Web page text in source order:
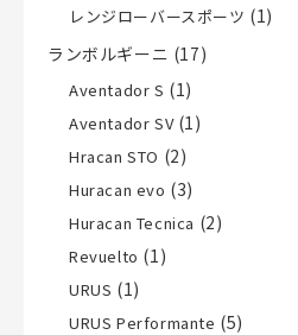
レンジローバースポーツ (1)
ランボルギーニ (17)
Aventador S (1)
Aventador SV(1)
Hracan STO (2)
Huracan evo (3)
Huracan Tecnica (2)
Revuelto (1)
URUS (1)
URUS Performante (5)